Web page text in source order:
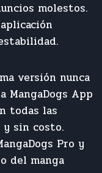
molestos.
versión nunca
App
todas las
sin costo.
Pro y
del manga